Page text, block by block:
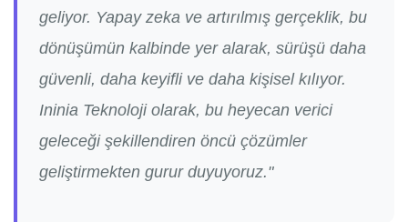
geliyor. Yapay zeka ve artırılmış gerçeklik, bu
dönüşümün kalbinde yer alarak, sürüşü daha
güvenli, daha keyifli ve daha kişisel kılıyor.
Ininia Teknoloji olarak, bu heyecan verici
geleceği şekillendiren öncü çözümler
geliştirmekten gurur duyuyoruz."